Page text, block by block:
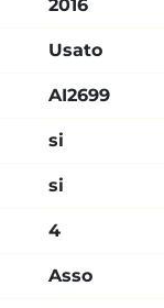
2016
Usato
AI2699
si
si
4
Asso